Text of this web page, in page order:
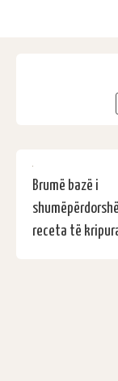
Brumë bazë i
receta të